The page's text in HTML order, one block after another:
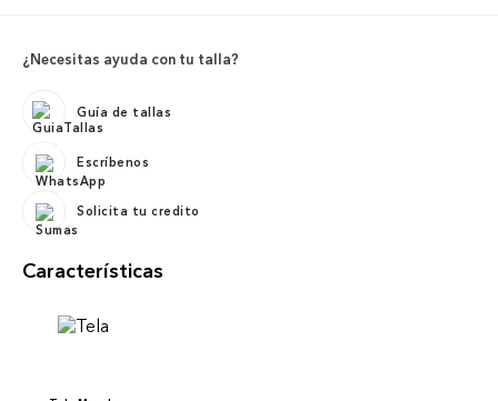
¿Necesitas ayuda con tu talla?
Guía de tallas
Escríbenos
Solicita tu credito
Características